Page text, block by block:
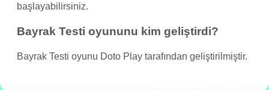
başlayabilirsiniz.
Bayrak Testi oyununu kim geliştirdi?
Bayrak Testi oyunu Doto Play tarafından geliştirilmiştir.